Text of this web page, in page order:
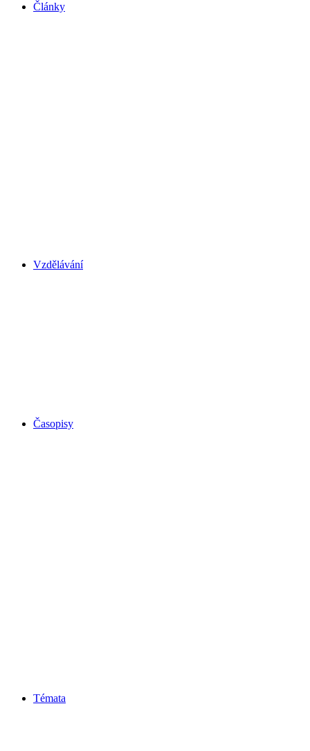
Články
Vzdělávání
Časopisy
Témata